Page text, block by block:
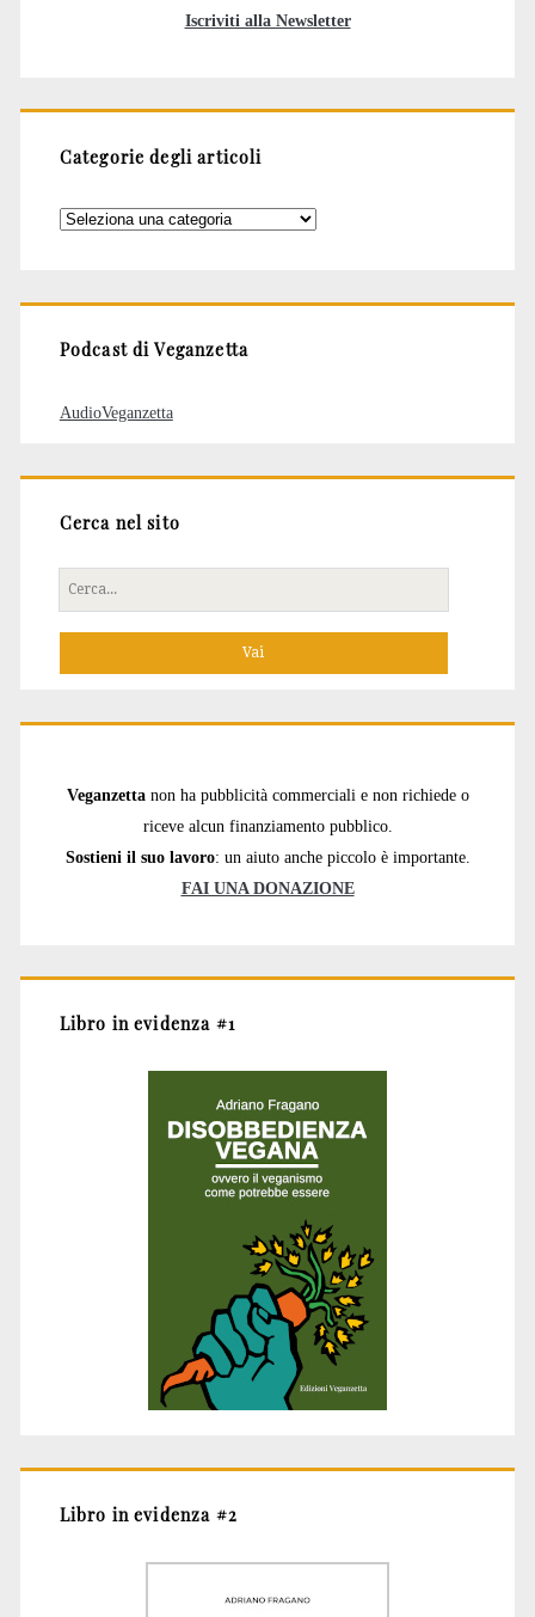
Iscriviti alla Newsletter
Categorie degli articoli
Categorie
Podcast di Veganzetta
AudioVeganzetta
Cerca nel sito
Cerca
per:
Veganzetta non ha pubblicità commerciali e non richiede o
riceve alcun finanziamento pubblico.
Sostieni il suo lavoro: un aiuto anche piccolo è importante.
FAI UNA DONAZIONE
Libro in evidenza #1
Libro in evidenza #2